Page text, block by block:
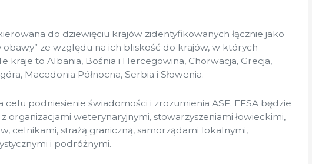
do dziewięciu krajów zidentyfikowanych łącznie jako
obawy” ze względu na ich bliskość do krajów, w których
kraje to Albania, Bośnia i Hercegowina, Chorwacja, Grecja,
Macedonia Północna, Serbia i Słowenia.
celu podniesienie świadomości i zrozumienia ASF. EFSA będzie
organizacjami weterynaryjnymi, stowarzyszeniami łowieckimi,
celnikami, strażą graniczną, samorządami lokalnymi,
i podróżnymi.